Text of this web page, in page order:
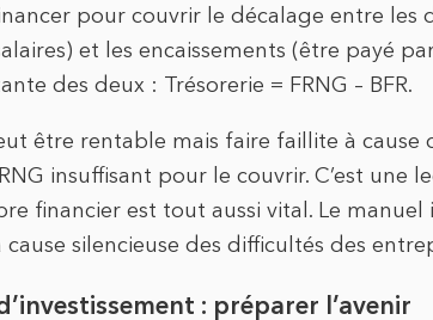
pour couvrir le décalage entre les
et les encaissements (être payé
des deux : Trésorerie = FRNG – BFR.
être rentable mais faire faillite à cause
insuffisant pour le couvrir. C’est une
financier est tout aussi vital. Le
silencieuse des difficultés des
: préparer l’avenir